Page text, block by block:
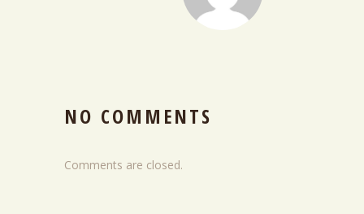
NO COMMENTS
Comments are closed.